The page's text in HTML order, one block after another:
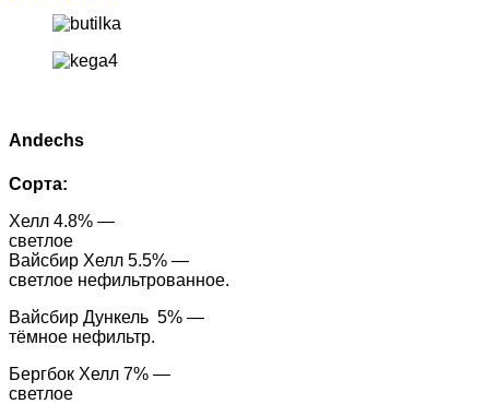
Аndechs
Сорта:
Хелл 4.8% —
светлое
Вайсбир Хелл 5.5% —
светлое нефильтрованное.
Вайсбир Дункель 5% —
тёмное нефильтр.
Бергбок Хелл 7% —
светлое